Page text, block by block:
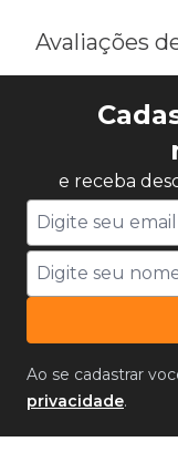
Avaliações
e receba
Ao se cadastrar
privacidade.